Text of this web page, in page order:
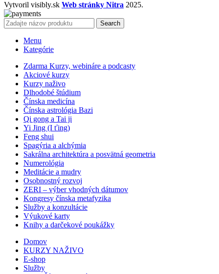
Vytvoril visibly.sk Web stránky Nitra 2025.
Search
Menu
Kategórie
Zdarma Kurzy, webináre a podcasty
Akciové kurzy
Kurzy naživo
Dlhodobé štúdium
Čínska medicína
Čínska astrológia Bazi
Qi gong a Tai ji
Yi Jing (I ťing)
Feng shui
Spagýria a alchýmia
Sakrálna architektúra a posvätná geometria
Numerológia
Meditácie a mudry
Osobnostný rozvoj
ZERI – výber vhodných dátumov
Kongresy čínska metafyzika
Služby a konzultácie
Výukové karty
Knihy a darčekové poukážky
Domov
KURZY NAŽIVO
E-shop
Služby